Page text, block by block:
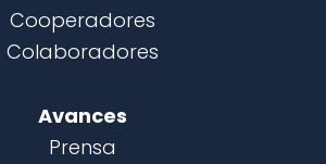
Cooperadores
Colaboradores
Avances
Prensa